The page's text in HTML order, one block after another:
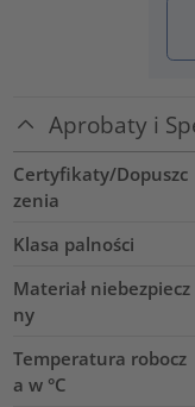
Aprobaty i
Certyfikaty/Dopuszc
zenia
Klasa palności
Materiał niebezpiecz
ny
Temperatura robocz
a w °C